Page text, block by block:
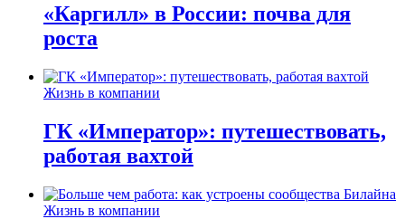
«Каргилл» в России: почва для
роста
Жизнь в компании
ГК «Император»: путешествовать,
работая вахтой
Жизнь в компании